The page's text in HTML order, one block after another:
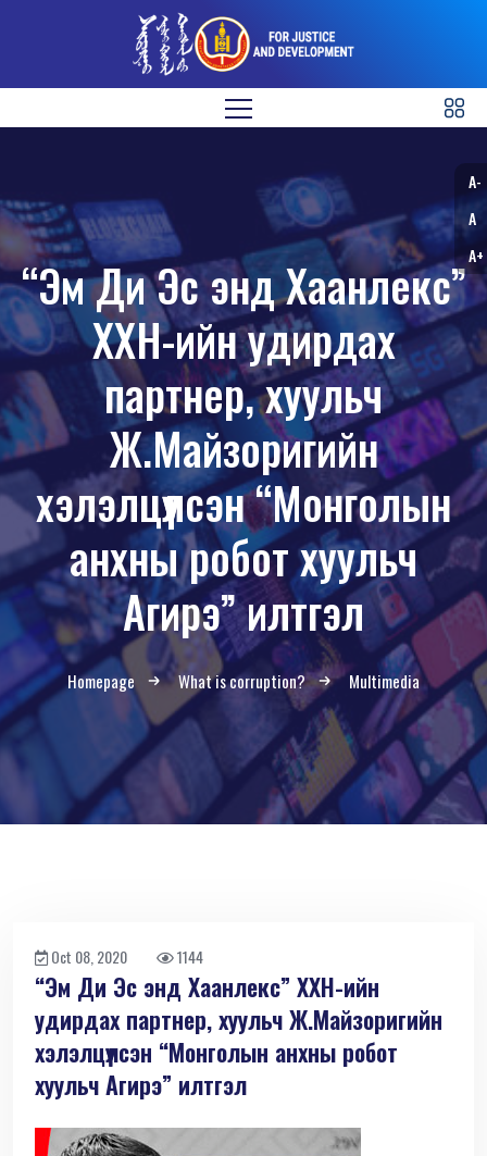
“Эм Ди Эс энд Хаанлекс”
ХХН-ийн удирдах
партнер, хуульч
Ж.Майзоригийн
хэлэлцүүлсэн “Монголын
анхны робот хуульч
Агирэ” илтгэл
Homepage What is corruption? Multimedia
Oct 08, 2020 1144
“Эм Ди Эс энд Хаанлекс” ХХН-ийн
удирдах партнер, хуульч Ж.Майзоригийн
хэлэлцүүлсэн “Монголын анхны робот
хуульч Агирэ” илтгэл
A-
A
A+